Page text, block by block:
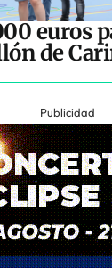
euros
de
Publicidad